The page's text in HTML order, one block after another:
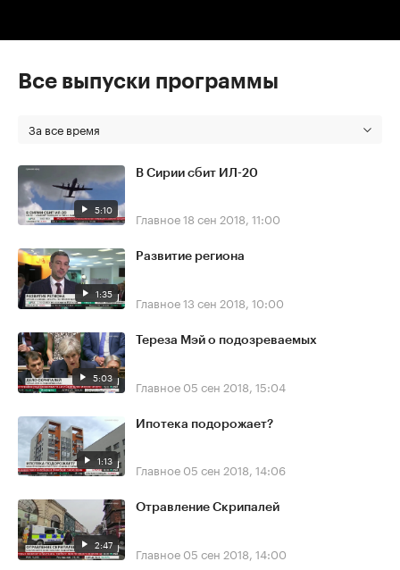
Все выпуски программы
За все время
5:10
В Сирии сбит ИЛ-20
Главное18 сен 2018, 11:00
1:35
Развитие региона
Главное13 сен 2018, 10:00
5:03
Тереза Мэй о подозреваемых
Главное 05 сен 2018, 15:04
1:13
Ипотека подорожает?
Главное 05 сен 2018, 14:06
2:47
Отравление Скрипалей
Главное 05 сен 2018, 14:00